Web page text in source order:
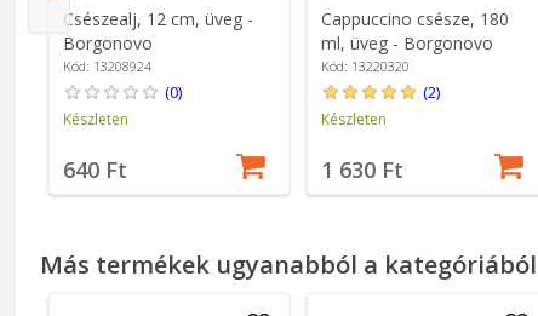
Csészealj, 12 cm, üveg -
Borgonovo
Kód: 13208924
(0)
Készleten
640 Ft
Cappuccino csésze, 180
ml, üveg - Borgonovo
Kód: 13220320
(2)
Készleten
1 630 Ft
Más termékek ugyanabból a kategóriából